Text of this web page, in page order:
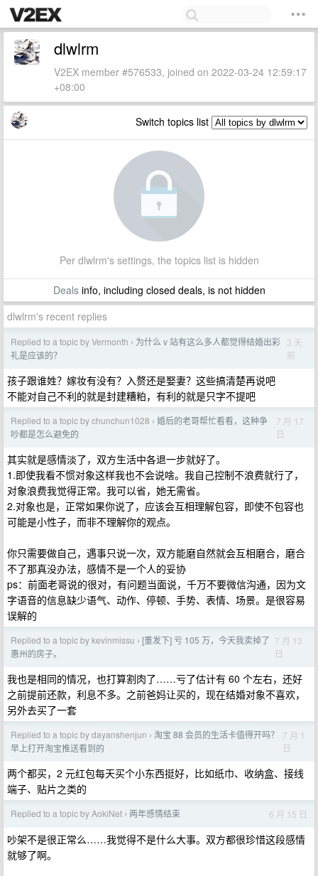
dlwlrm
V2EX member #576533, joined on 2022-03-24 12:59:17
+08:00
Switch topics list
Per dlwlrm's settings, the topics list is hidden
Dealsinfo, including closed deals, is not hidden
dlwlrm's recent replies
Replied to a topic by Vermonth › 为什么 v 站有这么多人都觉得结婚出彩
礼是应该的？
3 天
前
孩子跟谁姓？嫁妆有没有？入赘还是娶妻？这些搞清楚再说吧
不能对自己不利的就是封建糟粕，有利的就是只字不提吧
Replied to a topic by chunchun1028 › 婚后的老哥帮忙看看，这种争
吵都是怎么避免的
7 月 17
日
其实就是感情淡了，双方生活中各退一步就好了。
1.即使我看不惯对象这样我也不会说啥。我自己控制不浪费就行了，
对象浪费我觉得正常。我可以省，她无需省。
2.对象也是，正常如果你说了，应该会互相理解包容，即使不包容也
可能是小性子，而非不理解你的观点。
你只需要做自己，遇事只说一次，双方能磨自然就会互相磨合，磨合
不了那真没办法，感情不是一个人的妥协
ps：前面老哥说的很对，有问题当面说，千万不要微信沟通，因为文
字语音的信息缺少语气、动作、停顿、手势、表情、场景。是很容易
误解的
Replied to a topic by kevinmissu › [重发下] 亏 105 万，今天我卖掉了
惠州的房子。
7 月 13
日
我也是相同的情况，也打算割肉了……亏了估计有 60 个左右，还好
之前提前还款，利息不多。之前爸妈让买的，现在结婚对象不喜欢，
另外去买了一套
Replied to a topic by dayanshenjun › 淘宝 88 会员的生活卡值得开吗？
早上打开淘宝推送看到的
7 月 1
日
两个都买，2 元红包每天买个小东西挺好，比如纸巾、收纳盒、接线
端子、贴片之类的
Replied to a topic by AokiNet › 两年感情结束 6 月 15 日
吵架不是很正常么……我觉得不是什么大事。双方都很珍惜这段感情
就够了啊。